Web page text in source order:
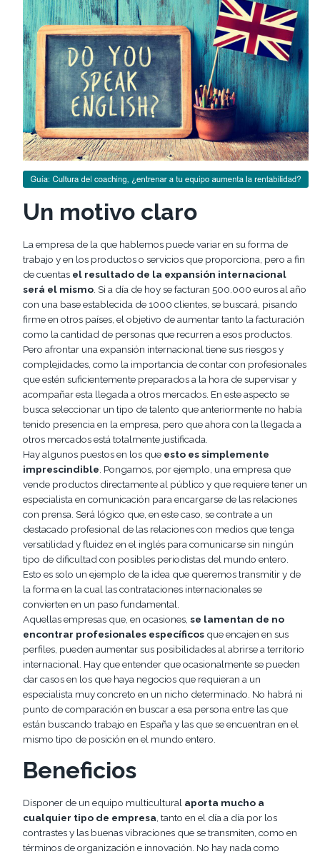
Un motivo claro
La empresa de la que hablemos puede variar en su forma de
trabajo y en los productos o servicios que proporciona, pero a fin
de cuentas el resultado de la expansión internacional
será el mismo . Si a día de hoy se facturan 500.000 euros al año
con una base establecida de 1000 clientes, se buscará, pisando
firme en otros países, el objetivo de aumentar tanto la facturación
como la cantidad de personas que recurren a esos productos.
Pero afrontar una expansión internacional tiene sus riesgos y
complejidades, como la importancia de contar con profesionales
que estén suficientemente preparados a la hora de supervisar y
acompañar esta llegada a otros mercados. En este aspecto se
busca seleccionar un tipo de talento que anteriormente no había
tenido presencia en la empresa, pero que ahora con la llegada a
otros mercados está totalmente justificada.
Hay algunos puestos en los que esto es simplemente
imprescindible . Pongamos, por ejemplo, una empresa que
vende productos directamente al público y que requiere tener un
especialista en comunicación para encargarse de las relaciones
con prensa. Será lógico que, en este caso, se contrate a un
destacado profesional de las relaciones con medios que tenga
versatilidad y fluidez en el inglés para comunicarse sin ningún
tipo de dificultad con posibles periodistas del mundo entero.
Esto es solo un ejemplo de la idea que queremos transmitir y de
la forma en la cual las contrataciones internacionales se
convierten en un paso fundamental.
Aquellas empresas que, en ocasiones, se lamentan de no
encontrar profesionales específicos que encajen en sus
perfiles, pueden aumentar sus posibilidades al abrirse a territorio
internacional. Hay que entender que ocasionalmente se pueden
dar casos en los que haya negocios que requieran a un
especialista muy concreto en un nicho determinado. No habrá ni
punto de comparación en buscar a esa persona entre las que
están buscando trabajo en España y las que se encuentran en el
mismo tipo de posición en el mundo entero.
Beneficios
Disponer de un equipo multicultural aporta mucho a
cualquier tipo de empresa , tanto en el día a día por los
contrastes y las buenas vibraciones que se transmiten, como en
términos de organización e innovación. No hay nada como